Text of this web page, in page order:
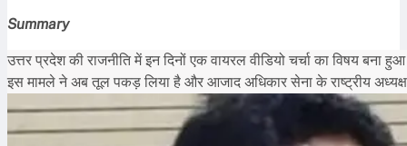
Summary
उत्तर प्रदेश की राजनीति में इन दिनों एक वायरल वीडियो चर्चा का विषय
इस मामले ने अब तूल पकड़ लिया है और आजाद अधिकार सेना के राष्ट्रीय